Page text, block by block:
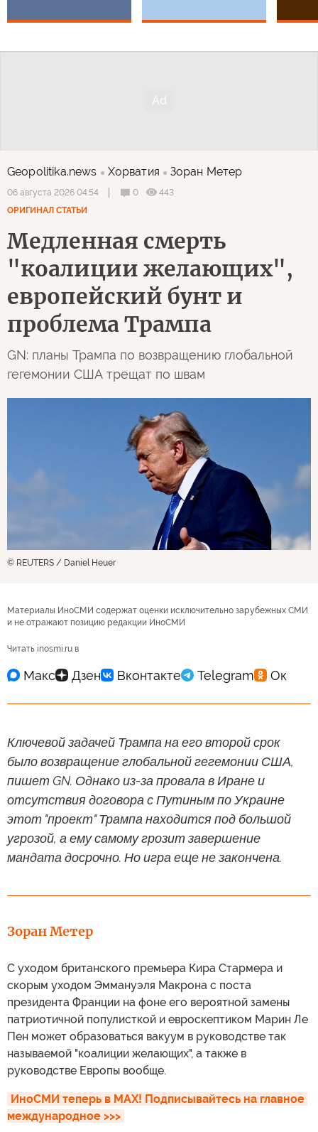
Geopolitika.news Хорватия Зоран Метер
06 августа 2026 04:54 0
443
ОРИГИНАЛ СТАТЬИ
Медленная смерть
"коалиции желающих",
европейский бунт и
проблема Трампа
GN: планы Трампа по возвращению глобальной
гегемонии США трещат по швам
© REUTERS / Daniel Heuer
Материалы ИноСМИ содержат оценки исключительно зарубежных СМИ
и не отражают позицию редакции ИноСМИ
Читать inosmi.ru в
Ключевой задачей Трампа на его второй срок
было возвращение глобальной гегемонии США,
пишет GN. Однако из-за провала в Иране и
отсутствия договора с Путиным по Украине
этот "проект" Трампа находится под большой
угрозой, а ему самому грозит завершение
мандата досрочно. Но игра еще не закончена.
Зоран Метер
С уходом британского премьера Кира Стармера и
скорым уходом Эммануэля Макрона с поста
президента Франции на фоне его вероятной замены
патриотичной популисткой и евроскептиком Марин Ле
Пен может образоваться вакуум в руководстве так
называемой "коалиции желающих", а также в
руководстве Европы вообще.
ИноСМИ теперь в MAX! Подписывайтесь на главное
международное >>>